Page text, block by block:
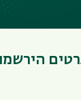
לחקר
לחקר